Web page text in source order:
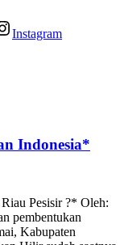
Instagram
Indonesia*
Pesisir ?* Oleh:
pembentukan
Kabupaten